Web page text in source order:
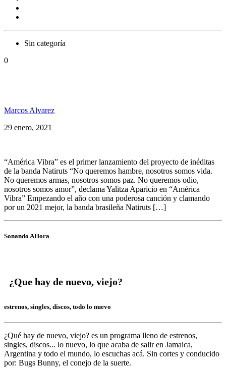
Sin categoría
0
Marcos Alvarez
29 enero, 2021
“América Vibra” es el primer lanzamiento del proyecto de inéditas
de la banda Natiruts “No queremos hambre, nosotros somos vida.
No queremos armas, nosotros somos paz. No queremos odio,
nosotros somos amor”, declama Yalitza Aparicio en “América
Vibra” Empezando el año con una poderosa canción y clamando
por un 2021 mejor, la banda brasileña Natiruts […]
Sonando AHora
¿Que hay de nuevo, viejo?
estrenos, singles, discos, todo lo nuevo
¿Qué hay de nuevo, viejo? es un programa lleno de estrenos,
singles, discos... lo nuevo, lo que acaba de salir en Jamaica,
Argentina y todo el mundo, lo escuchas acá. Sin cortes y conducido
por: Bugs Bunny, el conejo de la suerte.